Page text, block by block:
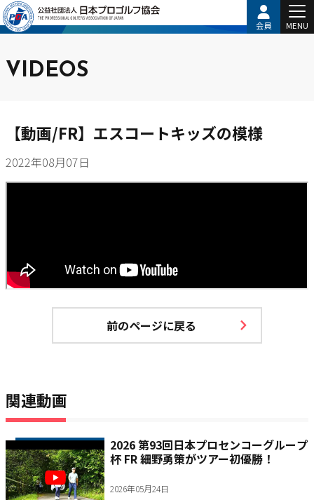
会員 MENU
VIDEOS
【動画/FR】エスコートキッズの模様
2022年08月07日
前のページに戻る
関連動画
2026 第93回日本プロセンコーグループ
杯 FR 細野勇策がツアー初優勝！
2026年05月24日